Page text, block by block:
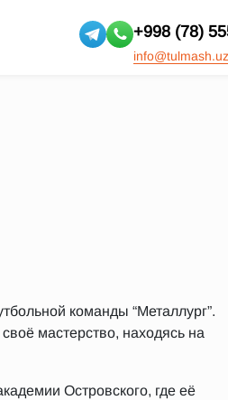
+998 (78)
info@tulmash.uz
команды “Металлург”.
мастерство, находясь на
Островского, где её